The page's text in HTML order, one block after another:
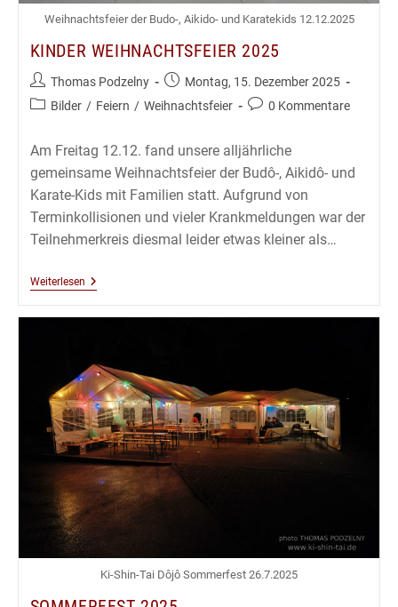
Weihnachtsfeier der Budo-, Aikido- und Karatekids 12.12.2025
KINDER WEIHNACHTSFEIER 2025
Beitrags-
Autor:
Thomas Podzelny
Beitrag
veröffentlicht:
Montag, 15. Dezember 2025
Beitrags-
Bilder / Feiern / Weihnachtsfeier
Beitrags-
0 Kommentare
Am Freitag 12.12. fand unsere alljährliche
gemeinsame Weihnachtsfeier der Budô-, Aikidô- und
Karate-Kids mit Familien statt. Aufgrund von
Terminkollisionen und vieler Krankmeldungen war der
Teilnehmerkreis diesmal leider etwas kleiner als…
WeiterlesenKinder
Ki-Shin-Tai Dôjô Sommerfest 26.7.2025